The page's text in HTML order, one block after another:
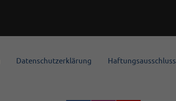
Datenschutzerklärung Haftungsausschluss